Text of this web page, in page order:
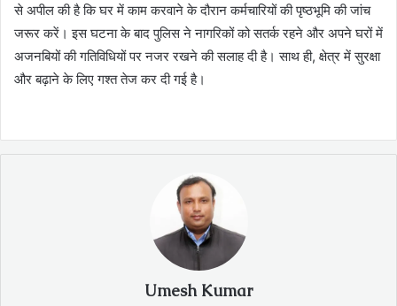
से अपील की है कि घर में काम करवाने के दौरान कर्मचारियों की पृष्ठभूमि की जांच
जरूर करें। इस घटना के बाद पुलिस ने नागरिकों को सतर्क रहने और अपने घरों में
अजनबियों की गतिविधियों पर नजर रखने की सलाह दी है। साथ ही, क्षेत्र में सुरक्षा
और बढ़ाने के लिए गश्त तेज कर दी गई है।
Umesh Kumar